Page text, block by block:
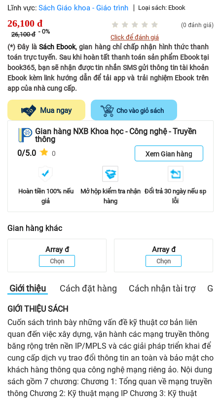
Lĩnh vực: Sách Giáo khoa - Giáo trình Loại sách: Ebook
26,100 đ
26,100 đ - 0%
(0 đánh giá)
Click để đánh giá
(*) Đây là Sách Ebook, gian hàng chỉ chấp nhận hình thức thanh
toán trực tuyến. Sau khi hoàn tất thanh toán sản phẩm Ebook tại
book365, bạn sẽ nhận được tin nhắn SMS gửi thông tin tài khoản
Ebook kèm link hướng dẫn để tải app và trải nghiệm Ebook trên
app của nhà cung cấp.
Mua ngay Cho vào giỏ sách
Gian hàng NXB Khoa học - Công nghệ - Truyền
thông
0/5.0
0 Xem Gian hàng
Hoàn tiền 100% nếu
giả
Mở hộp kiểm tra nhận
hàng
Đổi trả 30 ngày nếu sp
lỗi
Gian hàng khác
Arrayđ
Chọn
Arrayđ
Chọn
Giới thiệu Cách đặt hàng Cách nhận tài trợ
GIỚI THIỆU SÁCH
Cuốn sách trình bày những vấn đề kỹ thuật cơ bản liên
quan đến việc xây dựng, vận hành các mạng truyền thông
băng rộng trên nền IP/MPLS và các giải pháp triển khai để
cung cấp dịch vụ trao đổi thông tin an toàn và bảo mật cho
khách hàng thông qua công nghệ mạng riêng ảo. Nội dung
sách gồm 7 chương: Chương 1: Tổng quan về mạng truyền
thông Chương 2: Kỹ thuật mạng IP Chương 3: Kỹ thuật